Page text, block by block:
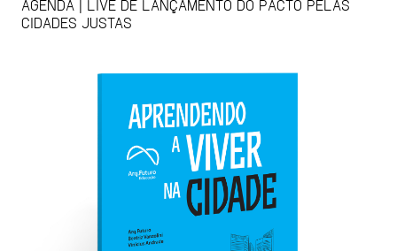
AGENDA | LIVE DE LANÇAMENTO DO PACTO PELAS
CIDADES JUSTAS